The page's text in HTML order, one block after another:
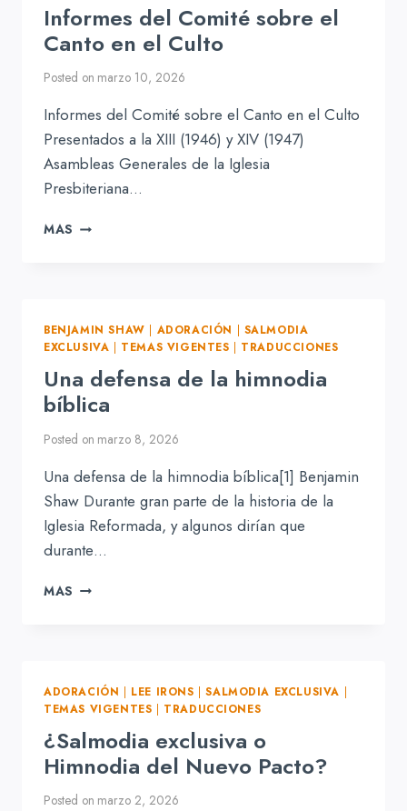
Informes del Comité sobre el
Canto en el Culto
Posted on marzo 10, 2026
Informes del Comité sobre el Canto en el Culto
Presentados a la XIII (1946) y XIV (1947)
Asambleas Generales de la Iglesia
Presbiteriana…
MAS INFORMES
CANTO
EN
CULTO
BENJAMIN SHAW ADORACIÓN
SALMODIA
EXCLUSIVA
TEMAS VIGENTES TRADUCCIONES
Una defensa de la himnodia
bíblica
Posted on marzo 8, 2026
Una defensa de la himnodia bíblica[1] Benjamin
Shaw Durante gran parte de la historia de la
Iglesia Reformada, y algunos dirían que
durante…
MAS UNA
BÍBLICA
ADORACIÓN | LEE IRONS |SALMODIA EXCLUSIVA |
TEMAS VIGENTES | TRADUCCIONES
¿Salmodia exclusiva o
Himnodia del Nuevo Pacto?
Posted on marzo 2, 2026